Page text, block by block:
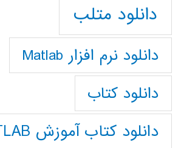
دانلود متلب
دانلود نرم افزار Matlab
دانلود کتاب
دانلود کتاب آموزش MATLAB